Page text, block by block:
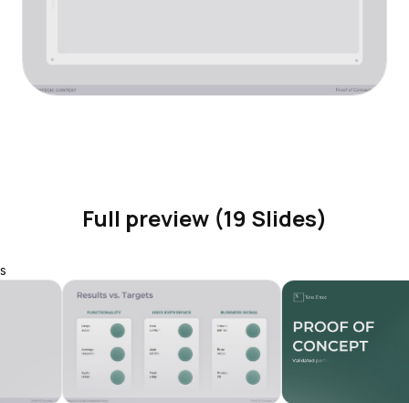
Full preview (19 Slides)
s